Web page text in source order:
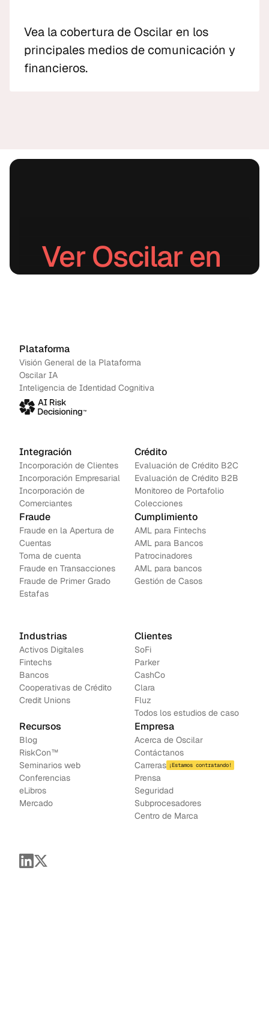
Vea la cobertura de Oscilar en los
principales medios de comunicación y
financieros.
Ver Oscilar en
Plataforma
Visión General de la Plataforma
Oscilar IA
Inteligencia de Identidad Cognitiva
Integración
Incorporación de Clientes
Incorporación Empresarial
Incorporación de
Comerciantes
Crédito
Evaluación de Crédito B2C
Evaluación de Crédito B2B
Monitoreo de Portafolio
Colecciones
Fraude
Fraude en la Apertura de
Cuentas
Toma de cuenta
Fraude en Transacciones
Fraude de Primer Grado
Estafas
Cumplimiento
AML para Fintechs
AML para Bancos
Patrocinadores
AML para bancos
Gestión de Casos
Industrias
Activos Digitales
Fintechs
Bancos
Cooperativas de Crédito
Credit Unions
Clientes
SoFi
Parker
CashCo
Clara
Fluz
Todos los estudios de caso
Recursos
Blog
RiskCon™
Seminarios web
Conferencias
eLibros
Mercado
Empresa
Acerca de Oscilar
Contáctanos
Carreras ¡Estamos contratando!
Prensa
Seguridad
Subprocesadores
Centro de Marca